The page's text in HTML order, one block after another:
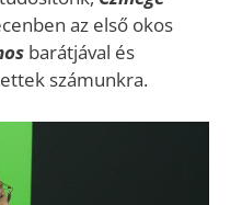
az első okos
barátjával és
számunkra.